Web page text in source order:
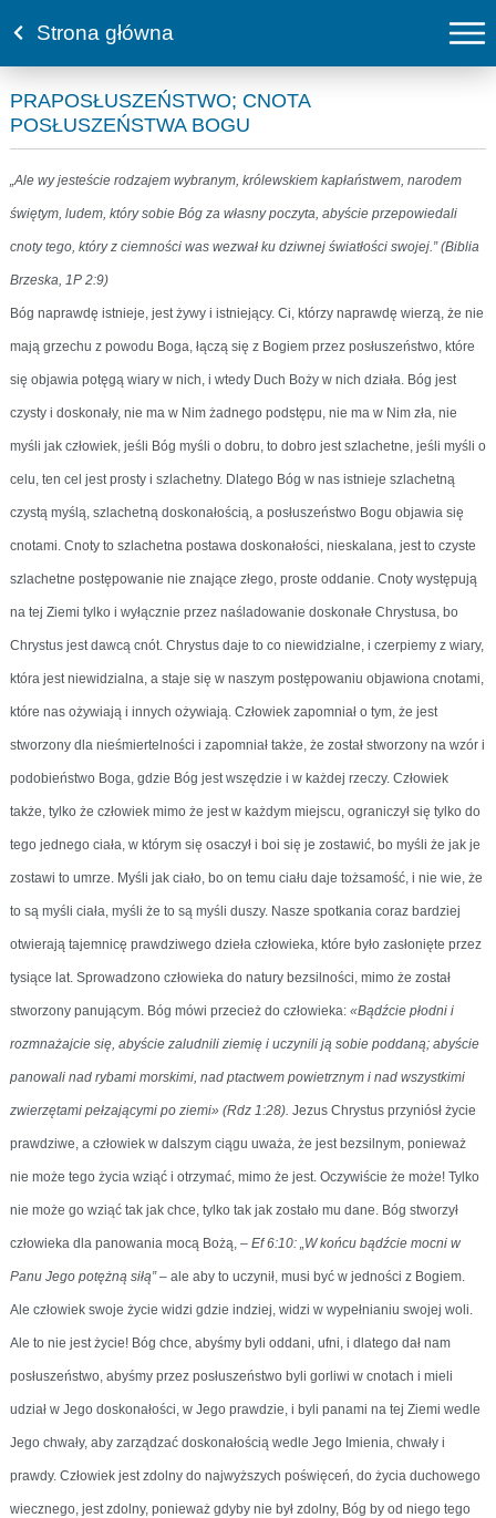
Strona główna
PRAPOSŁUSZEŃSTWO; CNOTA
POSŁUSZEŃSTWA BOGU
„Ale wy jesteście rodzajem wybranym, królewskiem kapłaństwem, narodem
świętym, ludem, który sobie Bóg za własny poczyta, abyście przepowiedali
cnoty tego, który z ciemności was wezwał ku dziwnej światłości swojej.” (Biblia
Brzeska, 1P 2:9)
Bóg naprawdę istnieje, jest żywy i istniejący. Ci, którzy naprawdę wierzą, że nie
mają grzechu z powodu Boga, łączą się z Bogiem przez posłuszeństwo, które
się objawia potęgą wiary w nich, i wtedy Duch Boży w nich działa. Bóg jest
czysty i doskonały, nie ma w Nim żadnego podstępu, nie ma w Nim zła, nie
myśli jak człowiek, jeśli Bóg myśli o dobru, to dobro jest szlachetne, jeśli myśli o
celu, ten cel jest prosty i szlachetny. Dlatego Bóg w nas istnieje szlachetną
czystą myślą, szlachetną doskonałością, a posłuszeństwo Bogu objawia się
cnotami. Cnoty to szlachetna postawa doskonałości, nieskalana, jest to czyste
szlachetne postępowanie nie znające złego, proste oddanie. Cnoty występują
na tej Ziemi tylko i wyłącznie przez naśladowanie doskonałe Chrystusa, bo
Chrystus jest dawcą cnót. Chrystus daje to co niewidzialne, i czerpiemy z wiary,
która jest niewidzialna, a staje się w naszym postępowaniu objawiona cnotami,
które nas ożywiają i innych ożywiają. Człowiek zapomniał o tym, że jest
stworzony dla nieśmiertelności i zapomniał także, że został stworzony na wzór i
podobieństwo Boga, gdzie Bóg jest wszędzie i w każdej rzeczy. Człowiek
także, tylko że człowiek mimo że jest w każdym miejscu, ograniczył się tylko do
tego jednego ciała, w którym się osaczył i boi się je zostawić, bo myśli że jak je
zostawi to umrze. Myśli jak ciało, bo on temu ciału daje tożsamość, i nie wie, że
to są myśli ciała, myśli że to są myśli duszy. Nasze spotkania coraz bardziej
otwierają tajemnicę prawdziwego dzieła człowieka, które było zasłonięte przez
tysiące lat. Sprowadzono człowieka do natury bezsilności, mimo że został
stworzony panującym. Bóg mówi przecież do człowieka: «Bądźcie płodni i
rozmnażajcie się, abyście zaludnili ziemię i uczynili ją sobie poddaną; abyście
panowali nad rybami morskimi, nad ptactwem powietrznym i nad wszystkimi
zwierzętami pełzającymi po ziemi» (Rdz 1:28). Jezus Chrystus przyniósł życie
prawdziwe, a człowiek w dalszym ciągu uważa, że jest bezsilnym, ponieważ
nie może tego życia wziąć i otrzymać, mimo że jest. Oczywiście że może! Tylko
nie może go wziąć tak jak chce, tylko tak jak zostało mu dane. Bóg stworzył
człowieka dla panowania mocą Bożą, – Ef 6:10: „W końcu bądźcie mocni w
Panu Jego potężną siłą”– ale aby to uczynił, musi być w jedności z Bogiem.
Ale człowiek swoje życie widzi gdzie indziej, widzi w wypełnianiu swojej woli.
Ale to nie jest życie! Bóg chce, abyśmy byli oddani, ufni, i dlatego dał nam
posłuszeństwo, abyśmy przez posłuszeństwo byli gorliwi w cnotach i mieli
udział w Jego doskonałości, w Jego prawdzie, i byli panami na tej Ziemi wedle
Jego chwały, aby zarządzać doskonałością wedle Jego Imienia, chwały i
prawdy. Człowiek jest zdolny do najwyższych poświęceń, do życia duchowego
wiecznego, jest zdolny, ponieważ gdyby nie był zdolny, Bóg by od niego tego